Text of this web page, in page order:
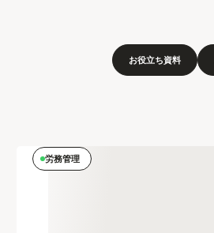
お役立ち資料
労務管理